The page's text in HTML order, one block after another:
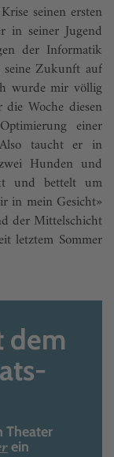
seinen ersten
in seiner Jugend
der Informatik
seine Zukunft auf
wurde mir völlig
Woche diesen
einer
Also taucht er in
Hunden und
und bettelt um
in mein Gesicht»
der Mittelschicht
letztem Sommer
dem
Theater
ein